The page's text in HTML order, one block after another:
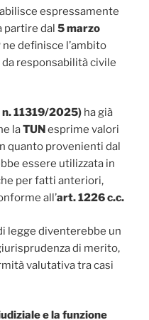
espressamente
partire dal 5 marzo
ne definisce l’ambito
responsabilità civile
n. 11319/2025) ha già
laTUNesprime valori
quanto provenienti dal
essere utilizzata in
per fatti anteriori,
all’art. 1226 c.c.
legge diventerebbe un
di merito,
valutativa tra casi
e la funzione